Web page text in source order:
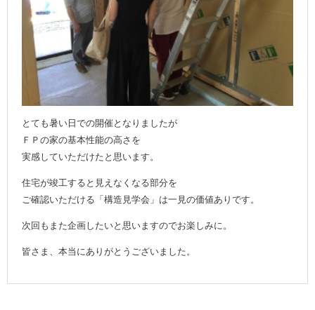
とても暑い日での開催となりましたが
ＦＰの家の基本性能の高さを
実感していただけたと思います。
住宅が竣工すると見えなくなる部分を
ご確認いただける「構造見学会」は一見の価値ありです。
次回もまた企画したいと思いますのでお楽しみに。
皆さま、本当にありがとうございました。